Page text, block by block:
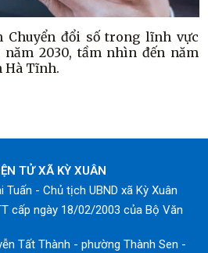
đổi số trong lĩnh vực
2030, tầm nhìn đến năm
Hà Tĩnh.
TỬ XÃ KỲ XUÂN
Tuấn - Chủ tịch UBND xã Kỳ Xuân
cấp ngày 18/02/2003 của Bộ Văn
Tất Thành - phường Thành Sen -